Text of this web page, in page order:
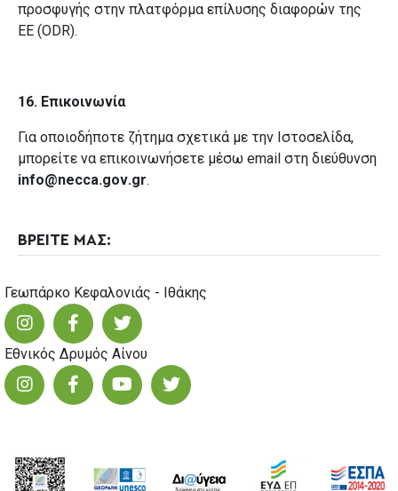
προσφυγής στην πλατφόρμα επίλυσης διαφορών της
ΕΕ (ODR).
16. Επικοινωνία
Για οποιοδήποτε ζήτημα σχετικά με την Ιστοσελίδα,
μπορείτε να επικοινωνήσετε μέσω email στη διεύθυνση
info@necca.gov.gr.
ΒΡΕΙΤΕ ΜΑΣ:
Γεωπάρκο Κεφαλονιάς - Ιθάκης
Εθνικός Δρυμός Αίνου